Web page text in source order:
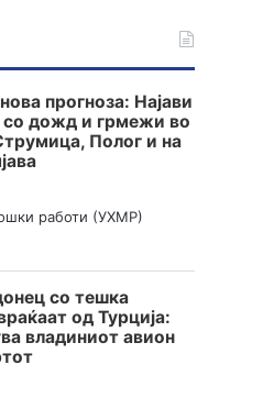
прогноза: Најави
со дожд и грмежи во
Полог и на
работи (УХМР)
со тешка
од Турција:
владиниот авион